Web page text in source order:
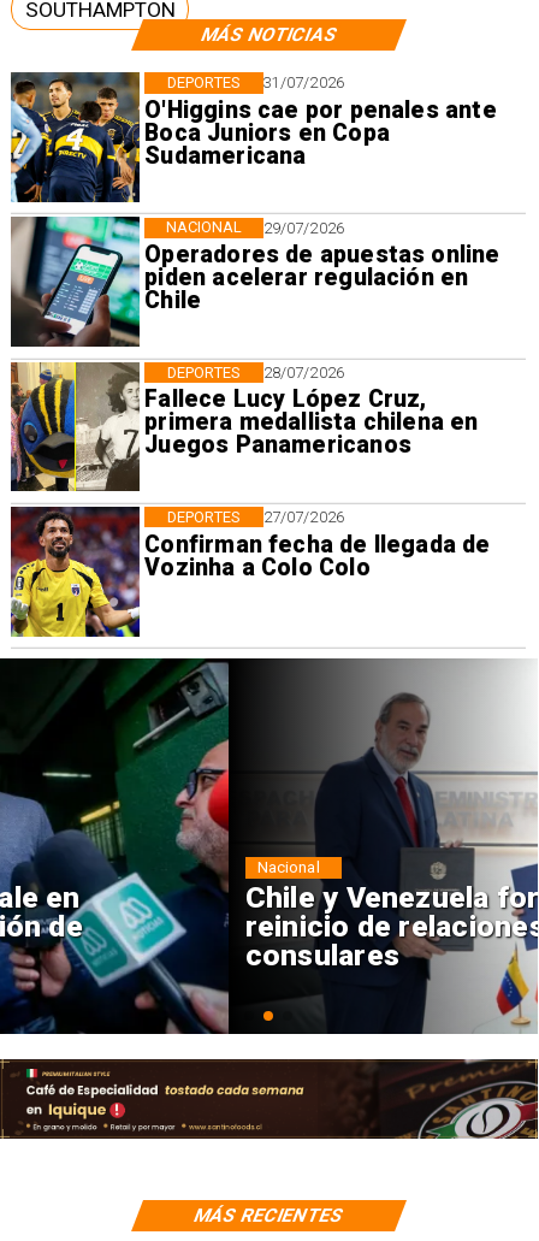
MÁS NOTICIAS
31/07/2026
O'Higgins cae por penales ante
Boca Juniors en Copa
Sudamericana
DEPORTES
29/07/2026
Operadores de apuestas online
piden acelerar regulación en
Chile
NACIONAL
28/07/2026
Fallece Lucy López Cruz,
primera medallista chilena en
Juegos Panamericanos
DEPORTES
27/07/2026
Confirman fecha de llegada de
Vozinha a Colo Colo
DEPORTES
SOUTHAMPTON
Chile y Venezuela formalizan
reinicio de relaciones
consulares
Nacional
MÁS RECIENTES